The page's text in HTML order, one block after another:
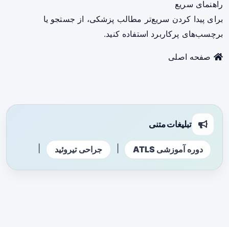
راهنمای سریع
برای پیدا کردن سریع‌تر مطالب پزشکی، از جستجو یا
برچسب‌های پرکاربرد استفاده کنید.
صفحه اصلی
تبلیغات متنی
دوره آموزشی ATLS جراحی تیروئید